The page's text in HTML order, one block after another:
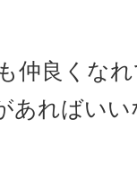
仲良くな
あればい